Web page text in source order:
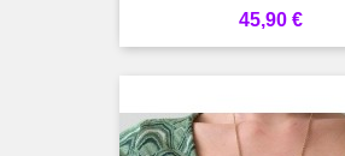
Prix
45,90 €